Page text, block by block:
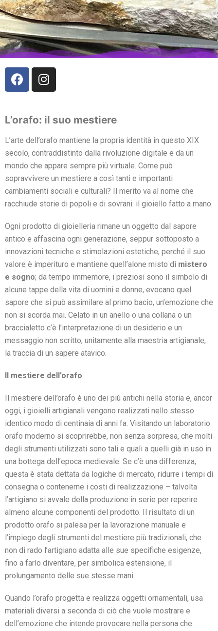
L’orafo: il suo mestiere
L’arte dell’orafo mantiene la propria identità in questo XIX
secolo, contraddistinto dalla rivoluzione digitale e da un
mondo che appare sempre più virtuale. Come può
sopravvivere un mestiere a così tanti e importanti
cambiamenti sociali e culturali? Il merito va al nome che
racchiude storie di popoli e di sovrani: il gioiello fatto a mano.
Ogni prodotto di gioielleria rimane un oggetto dal sapore
antico e affascina ogni generazione, seppur sottoposto a
innovazioni tecniche e stimolazioni estetiche, perché il suo
valore è imperituro e mantiene quell’alone misto di mistero
e sogno; da tempo immemore, i preziosi sono il simbolo di
alcune tappe della vita di uomini e donne, evocano quel
sapore che si può assimilare al primo bacio, un’emozione che
non si scorda mai. Celato in un anello o una collana o un
braccialetto c’è l’interpretazione di un desiderio e un
messaggio non scritto, unitamente alla maestria artigianale,
la traccia di un sapere atavico.
Il mestiere dell’orafo
Il mestiere dell’orafo è uno dei più antichi nella storia e, ancor
oggi, i gioielli artigianali vengono realizzati nello stesso
identico modo di centinaia di anni fa. Visitando un laboratorio
orafo moderno si scoprirebbe, non senza sorpresa, che molti
degli strumenti utilizzati sono tali e quali a quelli già in uso in
una bottega dell’epoca medievale. Se c’è una differenza,
questa è stata dettata da logiche di mercato, ridurre i tempi di
consegna o contenerne i costi di realizzazione – talvolta
l’artigiano si avvale della produzione in serie per reperire
almeno alcune componenti del prodotto. Il risultato di un
prodotto orafo si palesa per la lavorazione manuale e
l’impiego degli strumenti del mestiere più tradizionali, che
non di rado l’artigiano adatta alle sue specifiche esigenze,
fino a farlo diventare, per simbolica estensione, il
prolungamento delle sue stesse mani.
Quando l’orafo progetta e realizza oggetti ornamentali, usa
materiali diversi a seconda di ciò che vuole mostrare e
dell’emozione che intende provocare nella persona che